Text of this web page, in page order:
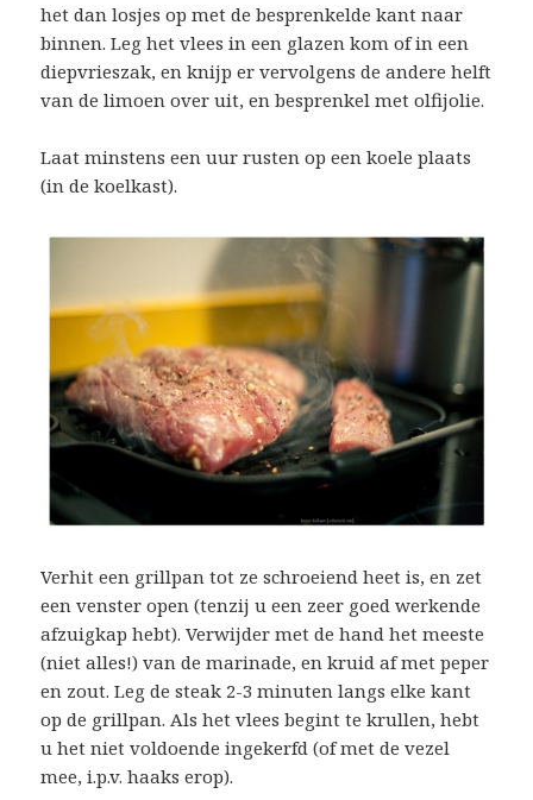
het dan losjes op met de besprenkelde kant naar
binnen. Leg het vlees in een glazen kom of in een
diepvrieszak, en knijp er vervolgens de andere helft
van de limoen over uit, en besprenkel met olfijolie.
Laat minstens een uur rusten op een koele plaats
(in de koelkast).
Verhit een grillpan tot ze schroeiend heet is, en zet
een venster open (tenzij u een zeer goed werkende
afzuigkap hebt). Verwijder met de hand het meeste
(niet alles!) van de marinade, en kruid af met peper
en zout. Leg de steak 2-3 minuten langs elke kant
op de grillpan. Als het vlees begint te krullen, hebt
u het niet voldoende ingekerfd (of met de vezel
mee, i.p.v. haaks erop).